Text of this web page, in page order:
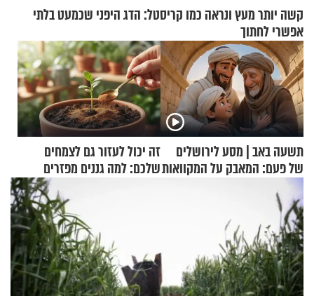
קשה יותר מעץ ונראה כמו קריסטל: הדג היפני שכמעט בלתי
אפשרי לחתוך
תשעה באב | מסע לירושלים
של פעם: המאבק על המקוואות
זה יכול לעזור גם לצמחים
שלכם: למה גננים מפזרים